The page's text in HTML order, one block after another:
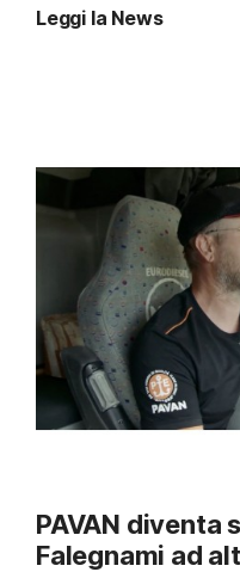
Leggi la News
PAVAN diventa
Falegnami ad